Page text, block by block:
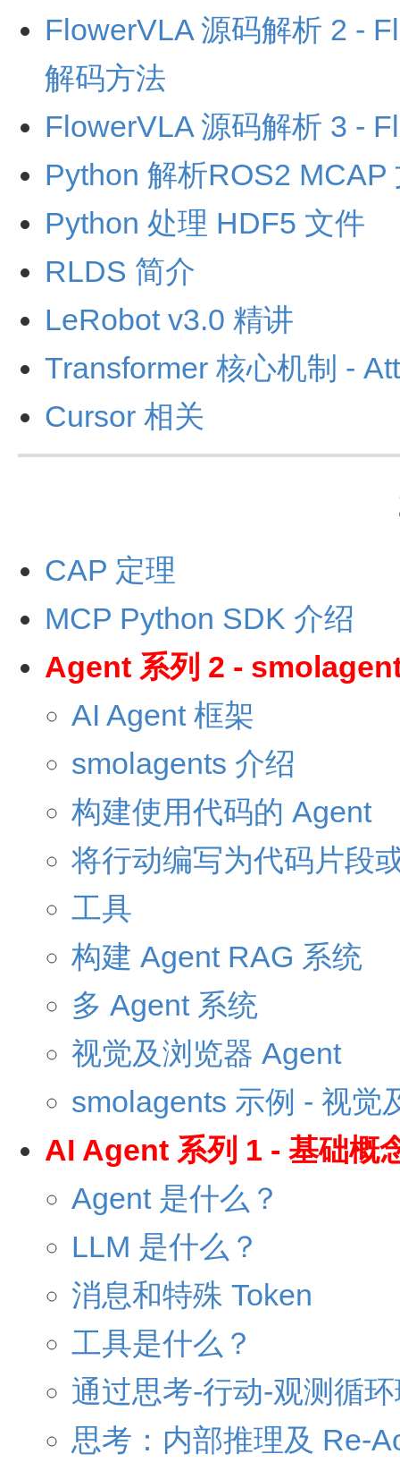
FlowerVLA 源码解析 2 -
解码方法
FlowerVLA 源码解析 3 -
Python 解析ROS2 MCAP
Python 处理 HDF5 文件
RLDS 简介
LeRobot v3.0 精讲
Transformer 核心机制 -
Cursor 相关
CAP 定理
MCP Python SDK 介绍
Agent 系列 2 -
AI Agent 框架
smolagents 介绍
构建使用代码的 Agent
将行动编写为代码片段
工具
构建 Agent RAG 系统
多 Agent 系统
视觉及浏览器 Agent
smolagents 示例 - 视觉
AI Agent 系列 1 - 基础概
Agent 是什么？
LLM 是什么？
消息和特殊 Token
工具是什么？
通过思考-行动-观测循
思考：内部推理及 Re-